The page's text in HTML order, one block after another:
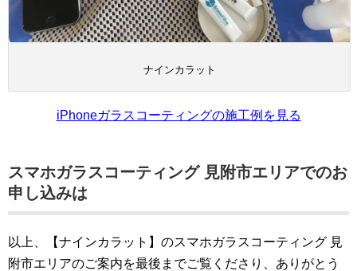
ナインカラット
iPhoneガラスコーティングの施工例を見る
スマホガラスコーティング 見附市エリアでのお
申し込みは
以上、【ナインカラット】のスマホガラスコーティング 見
附市エリアのご案内を最後までご覧くださり、ありがとう